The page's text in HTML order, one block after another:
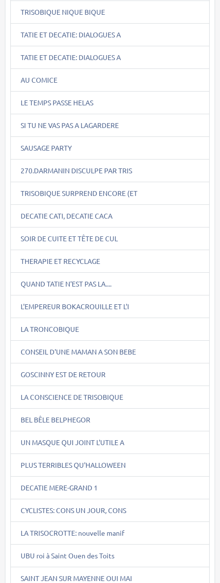
TRISOBIQUE NIQUE BIQUE
TATIE ET DECATIE: DIALOGUES A
TATIE ET DECATIE: DIALOGUES A
AU COMICE
LE TEMPS PASSE HELAS
SI TU NE VAS PAS A LAGARDERE
SAUSAGE PARTY
270.DARMANIN DISCULPE PAR TRIS
TRISOBIQUE SURPREND ENCORE (ET
DECATIE CATI, DECATIE CACA
SOIR DE CUITE ET TÊTE DE CUL
THERAPIE ET RECYCLAGE
QUAND TATIE N'EST PAS LA....
L'EMPEREUR BOKACROUILLE ET L'I
LA TRONCOBIQUE
CONSEIL D'UNE MAMAN A SON BEBE
GOSCINNY EST DE RETOUR
LA CONSCIENCE DE TRISOBIQUE
BEL BÊLE BELPHEGOR
UN MASQUE QUI JOINT L'UTILE A
PLUS TERRIBLES QU'HALLOWEEN
DECATIE MERE-GRAND 1
CYCLISTES: CONS UN JOUR, CONS
LA TRISOCROTTE: nouvelle manif
UBU roi à Saint Ouen des Toits
SAINT JEAN SUR MAYENNE OUI MAI